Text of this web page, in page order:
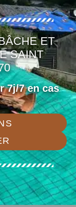
ET
SAINT
7j/7 en cas